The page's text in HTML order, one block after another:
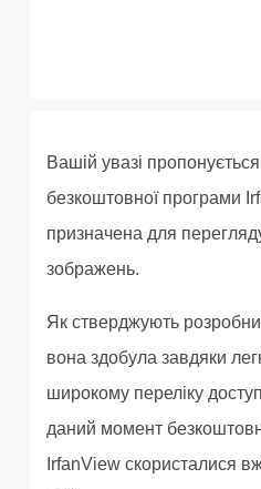
Вашій увазі
безкоштовної програми
призначена для
зображень.
Як стверджують
вона здобула завдяки
широкому переліку
даний момент
IrfanView скористалися